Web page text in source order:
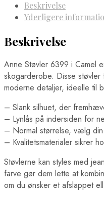
Beskrivelse
Yderligere
Beskrivelse
Anne Støvler 6399 i Camel
skogarderobe. Disse
moderne detaljer, ideelle til
– Slank silhuet, der
– Lynlås på indersiden for
– Normal størrelse, vælg
– Kvalitetsmaterialer sikrer
Støvlerne kan styles med
farve gør dem lette at
om du ønsker et afslappet